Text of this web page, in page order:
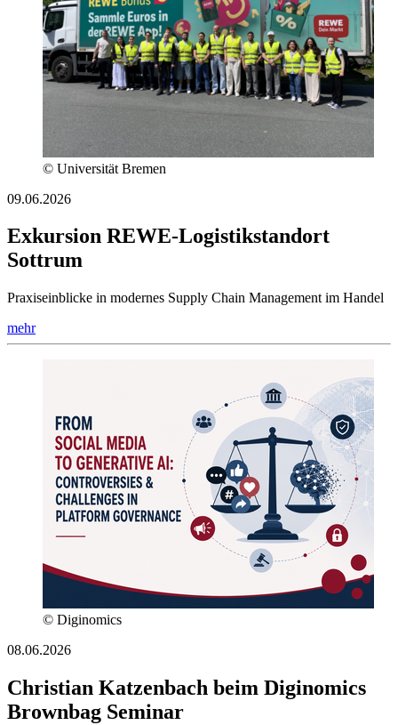
© Universität Bremen
09.06.2026
Exkursion REWE-Logistikstandort
Sottrum
Praxiseinblicke in modernes Supply Chain Management im Handel
mehr
© Diginomics
08.06.2026
Christian Katzenbach beim Diginomics
Brownbag Seminar